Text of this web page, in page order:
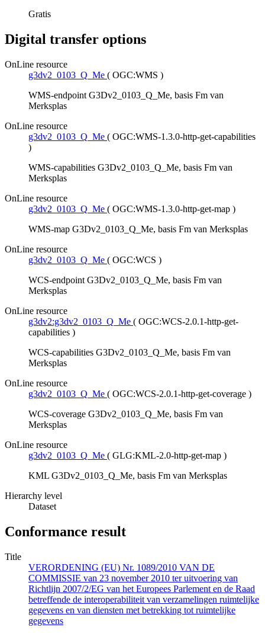
Gratis
Digital transfer options
OnLine resource
g3dv2_0103_Q_Me ( OGC:WMS )
WMS-endpoint G3Dv2_0103_Q_Me, basis Fm van
Merksplas
OnLine resource
g3dv2_0103_Q_Me ( OGC:WMS-1.3.0-http-get-capabilities
)
WMS-capabilities G3Dv2_0103_Q_Me, basis Fm van
Merksplas
OnLine resource
g3dv2_0103_Q_Me ( OGC:WMS-1.3.0-http-get-map )
WMS-map G3Dv2_0103_Q_Me, basis Fm van Merksplas
OnLine resource
g3dv2_0103_Q_Me ( OGC:WCS )
WCS-endpoint G3Dv2_0103_Q_Me, basis Fm van
Merksplas
OnLine resource
g3dv2:g3dv2_0103_Q_Me ( OGC:WCS-2.0.1-http-get-
capabilities )
WCS-capabilities G3Dv2_0103_Q_Me, basis Fm van
Merksplas
OnLine resource
g3dv2_0103_Q_Me ( OGC:WCS-2.0.1-http-get-coverage )
WCS-coverage G3Dv2_0103_Q_Me, basis Fm van
Merksplas
OnLine resource
g3dv2_0103_Q_Me ( GLG:KML-2.0-http-get-map )
KML G3Dv2_0103_Q_Me, basis Fm van Merksplas
Hierarchy level
Dataset
Conformance result
Title
VERORDENING (EU) Nr. 1089/2010 VAN DE
COMMISSIE van 23 november 2010 ter uitvoering van
Richtlijn 2007/2/EG van het Europees Parlement en de Raad
betreffende de interoperabiliteit van verzamelingen ruimtelijke
gegevens en van diensten met betrekking tot ruimtelijke
gegevens